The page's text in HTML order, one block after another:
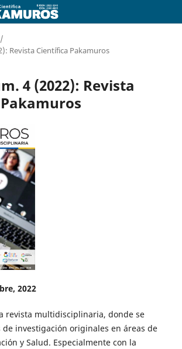
/
Revista Científica Pakamuros
4 (2022): Revista
2022
revista multidisciplinaria, donde se
investigación originales en áreas de
y Salud. Especialmente con la